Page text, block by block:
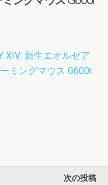
XIV: 新生エオルゼア
ミングマウス G600r
次の投稿